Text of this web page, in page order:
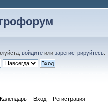
войдите или зарегистрируйтесь
Календарь Вход Регистрация